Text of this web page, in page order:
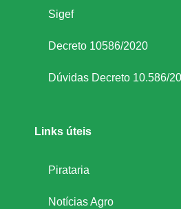
Sigef
Decreto 10586/2020
Dúvidas Decreto 10.586/
Links úteis
Pirataria
Notícias Agro